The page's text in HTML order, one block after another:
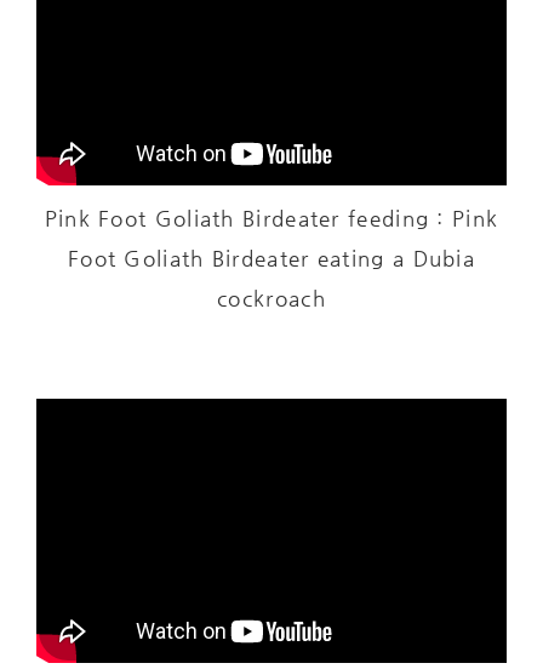
Pink Foot Goliath Birdeater feeding : Pink
Foot Goliath Birdeater eating a Dubia
cockroach